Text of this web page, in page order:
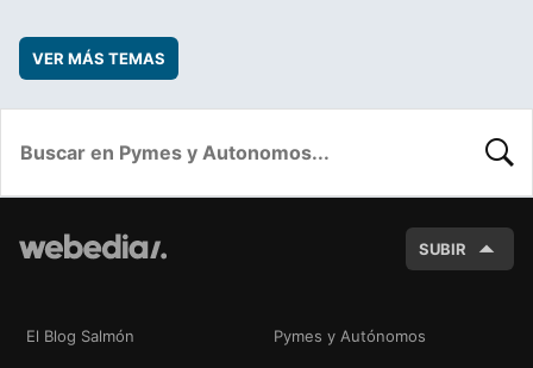
VER MÁS TEMAS
SUBIR
El Blog Salmón Pymes y Autónomos